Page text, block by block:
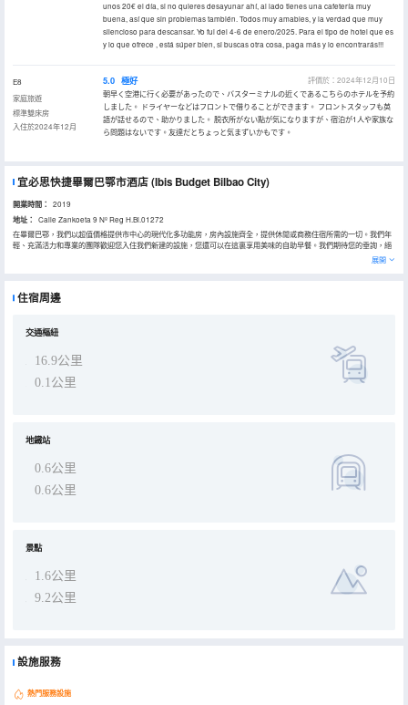
unos 20€ el día, si no quieres desayunar ahí, al lado tienes una cafetería muy
buena, así que sin problemas también. Todos muy amables, y la verdad que muy
silencioso para descansar. Yo fui del 4-6 de enero/2025. Para el tipo de hotel que es
y lo que ofrece , está súper bien, si buscas otra cosa, paga más y lo encontrarás!!!
E8
家庭旅遊
標準雙床房
入住於2024年12月
5.0 極好
評價於：2024年12月10日
朝早く空港に行く必要があったので、バスターミナルの近くであるこちらのホテルを予約
しました。 ドライヤーなどはフロントで借りることができます。 フロントスタッフも英
語が話せるので、助かりました。 脱衣所がない點が気になりますが、宿泊が1人や家族な
ら問題はないです。友達だとちょっと気まずいかもです。
宜必思快捷畢爾巴鄂市酒店(Ibis Budget Bilbao City)
開業時間： 2019
地址：
Calle Zankoeta 9 Nº Reg H.Bi.01272
在畢爾巴鄂，我們以超值價格提供市中心的現代化多功能房，房內設施齊全，提供休閒或商務住宿所需的一切。我們年
輕、充滿活力和專業的團隊歡迎您入住我們新建的設施，您還可以在這裏享用美味的自助早餐。我們期待您的垂詢，絕
展開
住宿周邊
交通樞紐
16.9公里
0.1公里
地鐵站
0.6公里
0.6公里
景點
1.6公里
9.2公里
設施服務
熱門服務設施